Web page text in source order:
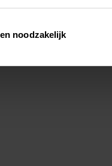
kun je ook
cookiebeleid.
noodzakelijk